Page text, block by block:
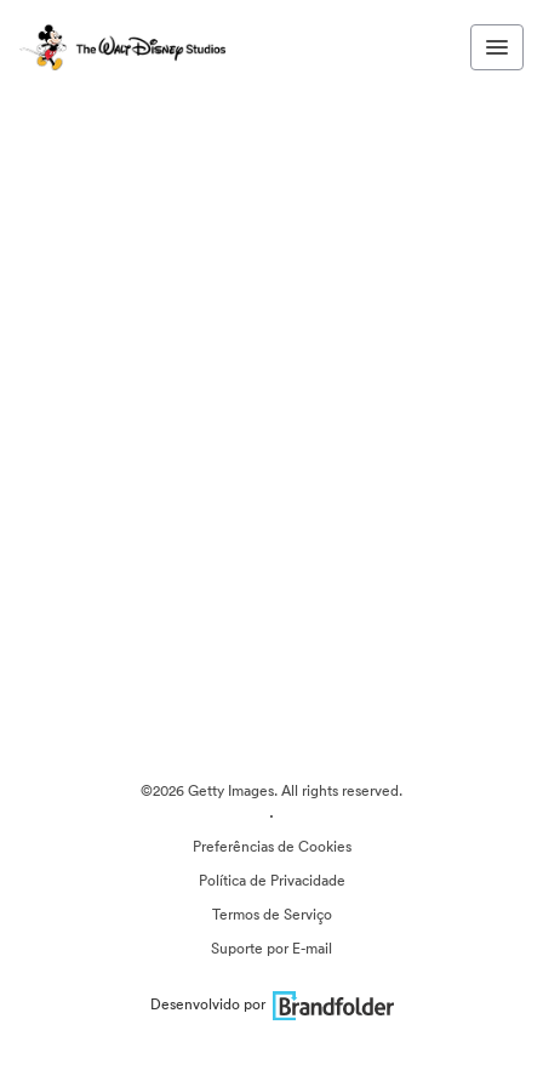
©2026 Getty Images. All rights reserved.
·
Preferências de Cookies
Política de Privacidade
Termos de Serviço
Suporte por E-mail
Desenvolvido por